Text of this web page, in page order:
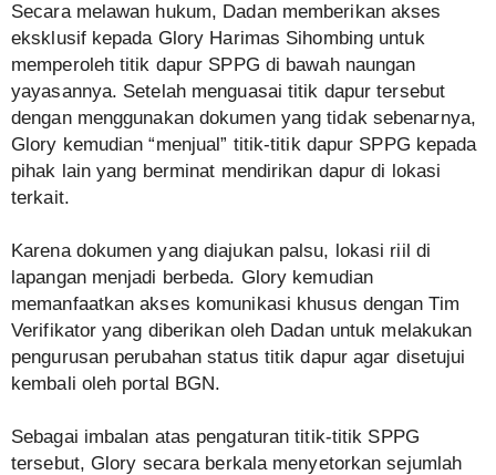
Secara melawan hukum, Dadan memberikan akses
eksklusif kepada Glory Harimas Sihombing untuk
memperoleh titik dapur SPPG di bawah naungan
yayasannya. Setelah menguasai titik dapur tersebut
dengan menggunakan dokumen yang tidak sebenarnya,
Glory kemudian “menjual” titik-titik dapur SPPG kepada
pihak lain yang berminat mendirikan dapur di lokasi
terkait.
Karena dokumen yang diajukan palsu, lokasi riil di
lapangan menjadi berbeda. Glory kemudian
memanfaatkan akses komunikasi khusus dengan Tim
Verifikator yang diberikan oleh Dadan untuk melakukan
pengurusan perubahan status titik dapur agar disetujui
kembali oleh portal BGN.
Sebagai imbalan atas pengaturan titik-titik SPPG
tersebut, Glory secara berkala menyetorkan sejumlah